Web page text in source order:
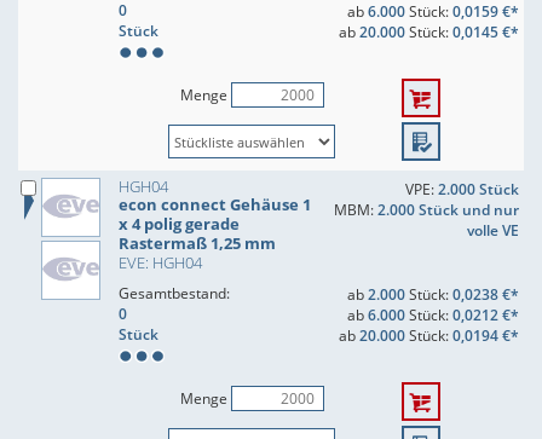
0
Stück
ab6.000Stück:0,0159 €*
ab20.000Stück:0,0145 €*
Menge
HGH04
econ connect Gehäuse 1
x 4 polig gerade
Rastermaß 1,25 mm
EVE: HGH04
VPE:2.000 Stück
MBM:2.000 Stück und nur
volle VE
Gesamtbestand:
0
Stück
ab2.000Stück:0,0238 €*
ab6.000Stück:0,0212 €*
ab20.000Stück:0,0194 €*
Menge